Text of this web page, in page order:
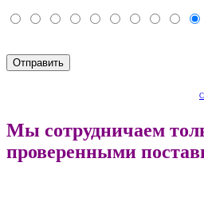
Мы сотрудничаем
проверенными